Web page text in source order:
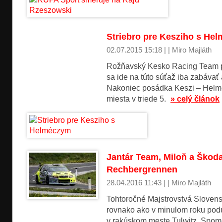
Striebro pre Kesziho s
02.07.2015 15:18 | | Miro Majláth
Rožňavský Kesko Racing
sa ide na túto súťaž iba
Nakoniec posádka Keszi –
miesta v triede 5. » celý článok
Jantár Team, Miloň a
Rechbergrennen
28.04.2016 11:43 | | Miro Majláth
Tohtoročné Majstrovstvá
rovnako ako v minulom roku